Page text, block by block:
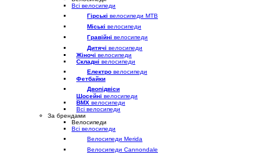
Всі велосипеди
Гірські велосипеди MTB
Міські велосипеди
Гравійні велосипеди
Дитячі велосипеди
Жіночі велосипеди
Складні велосипеди
Електро велосипеди
Фетбайки
Двопідвіси
Шосейні велосипеди
BMX велосипеди
Всі велосипеди
За брендами
Велосипеди
Всі велосипеди
Велосипеди Merida
Велосипеди Cannondale